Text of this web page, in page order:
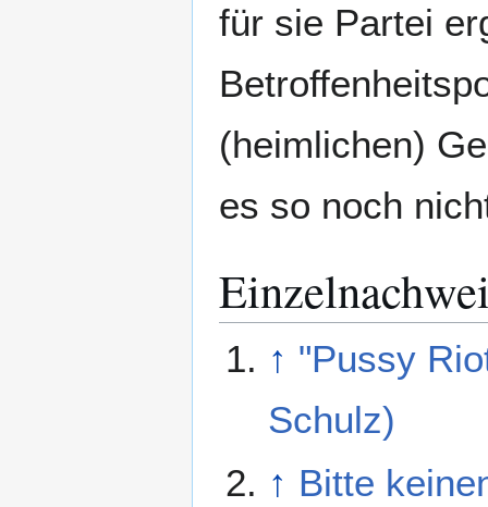
für sie Partei
(heimlichen)
es so noch
↑ "Pussy
Schulz)
↑ Bitte